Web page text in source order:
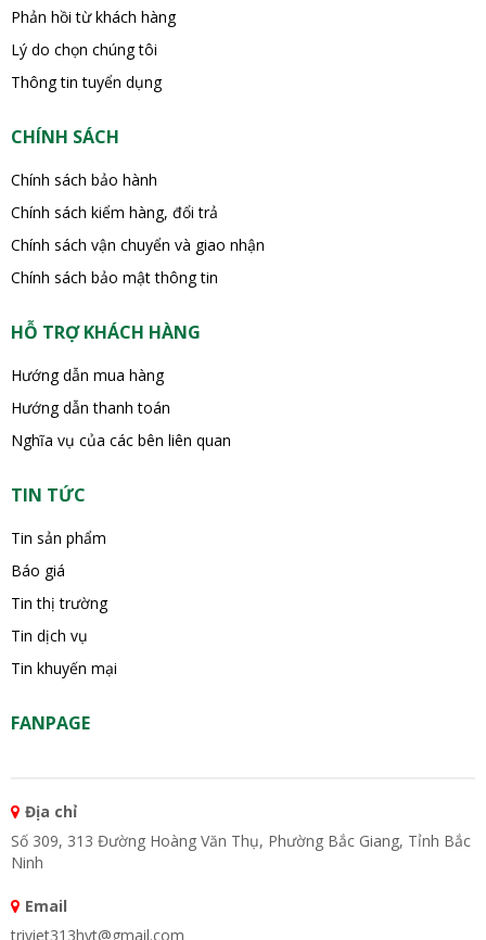
Phản hồi từ khách hàng
Lý do chọn chúng tôi
Thông tin tuyển dụng
CHÍNH SÁCH
Chính sách bảo hành
Chính sách kiểm hàng, đổi trả
Chính sách vận chuyển và giao nhận
Chính sách bảo mật thông tin
HỖ TRỢ KHÁCH HÀNG
Hướng dẫn mua hàng
Hướng dẫn thanh toán
Nghĩa vụ của các bên liên quan
TIN TỨC
Tin sản phẩm
Báo giá
Tin thị trường
Tin dịch vụ
Tin khuyến mại
FANPAGE
Địa chỉ
Số 309, 313 Đường Hoàng Văn Thụ, Phường Bắc Giang, Tỉnh Bắc
Ninh
Email
triviet313hvt@gmail.com